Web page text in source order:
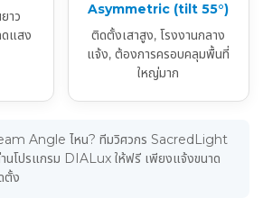
าว
แสง
Asymmetric (tilt 55°)
ติดตั้งเสาสูง, โรงงานกลาง
แจ้ง, ต้องการครอบคลุมพื้นที่
ใหญ่มาก
Angle ไหน? ทีมวิศวกร SacredLight
นโปรแกรม DIALux ให้ฟรี เพียงแจ้งขนาด
ตั้ง